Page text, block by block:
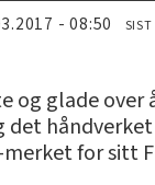
- 08:50 SIST
og glade
for sitt